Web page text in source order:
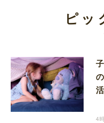
ピッ
4